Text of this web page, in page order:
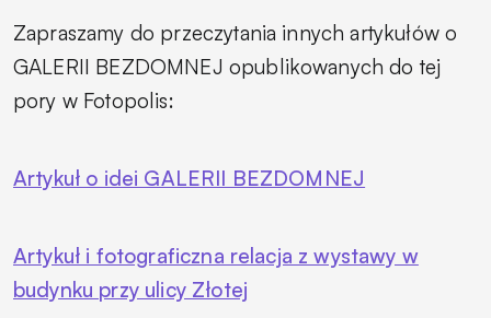
Zapraszamy do przeczytania innych artykułów o
GALERII BEZDOMNEJ opublikowanych do tej
pory w Fotopolis:
Artykuł o idei GALERII BEZDOMNEJ
Artykuł i fotograficzna relacja z wystawy w
budynku przy ulicy Złotej